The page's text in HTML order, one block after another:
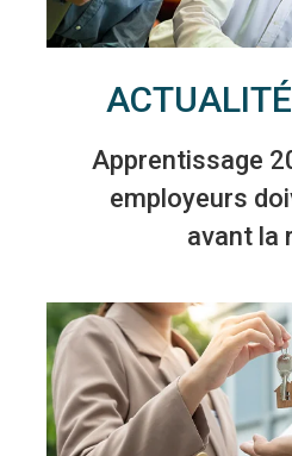
Apprentissage
employeurs
avant la